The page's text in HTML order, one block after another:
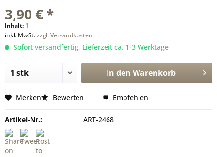
3,90 € *
Inhalt: 1
inkl. MwSt.zzgl. Versandkosten
Sofort versandfertig, Lieferzeit ca. 1-3 Werktage
In den Warenkorb
Merken Bewerten Empfehlen
Artikel-Nr.: ART-2468